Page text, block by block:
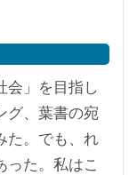
会」を目指し
グ、葉書の宛
た。でも、れ
た。私はこ